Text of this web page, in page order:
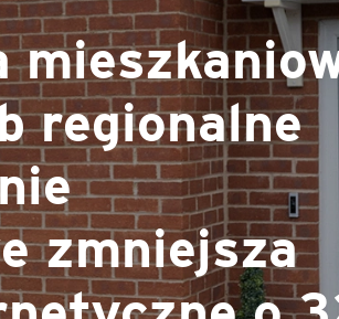
regionalne
zmniejsza